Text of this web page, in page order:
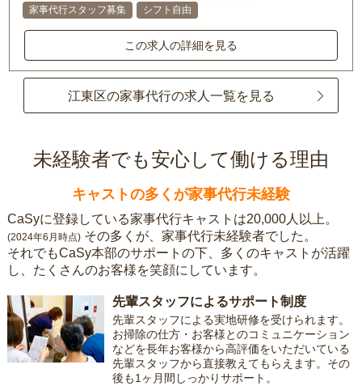
家事代行スタッフ募集
シフト自由
この求人の詳細を見る
江東区の家事代行の求人一覧を見る
未経験者でも安心して働ける理由
キャストの多くが家事代行未経験
CaSyに登録している家事代行キャストは20,000人以上。
(2024年6月時点) その多くが、家事代行未経験者でした。
それでもCaSy本部のサポートの下、多くのキャストが活躍
し、たくさんのお客様を笑顔にしています。
先輩スタッフによるサポート制度
先輩スタッフによる実地研修を受けられます。
お掃除の仕方・お客様とのコミュニケーション
などを長年お客様から高評価をいただいている
先輩スタッフから直接教えてもらえます。その
後も1ヶ月間しっかりサポート。